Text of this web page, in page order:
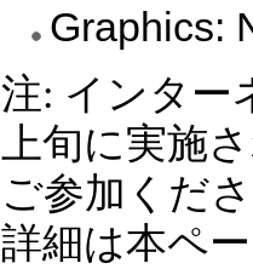
Graphics:
注: インター
上旬に実施
ご参加くだ
詳細は本ペ